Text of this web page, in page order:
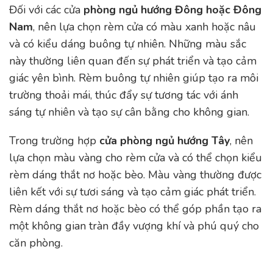
Đối với các cửa phòng ngủ hướng Đông hoặc Đông
Nam, nên lựa chọn rèm cửa có màu xanh hoặc nâu
và có kiểu dáng buông tự nhiên. Những màu sắc
này thường liên quan đến sự phát triển và tạo cảm
giác yên bình. Rèm buông tự nhiên giúp tạo ra môi
trường thoải mái, thúc đẩy sự tương tác với ánh
sáng tự nhiên và tạo sự cân bằng cho không gian.
Trong trường hợp cửa phòng ngủ hướng Tây, nên
lựa chọn màu vàng cho rèm cửa và có thể chọn kiểu
rèm dáng thắt nơ hoặc bèo. Màu vàng thường được
liên kết với sự tươi sáng và tạo cảm giác phát triển.
Rèm dáng thắt nơ hoặc bèo có thể góp phần tạo ra
một không gian tràn đầy vượng khí và phú quý cho
căn phòng.